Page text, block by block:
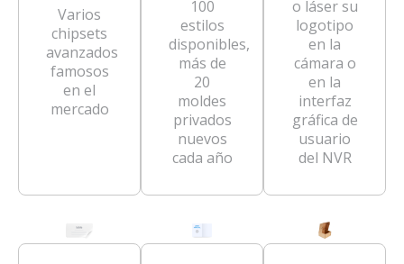
Varios
chipsets
avanzados
famosos
en el
mercado
100
estilos
disponibles,
más de
20
moldes
privados
nuevos
cada año
o láser su
logotipo
en la
cámara o
en la
interfaz
gráfica de
usuario
del NVR